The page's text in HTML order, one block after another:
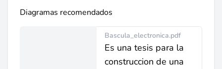
Diagramas recomendados
Bascula_electronica.pdf
Es una tesis para la
construccion de una